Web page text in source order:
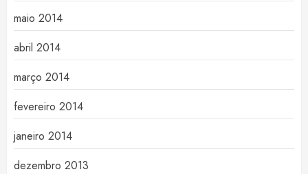
maio 2014
abril 2014
março 2014
fevereiro 2014
janeiro 2014
dezembro 2013